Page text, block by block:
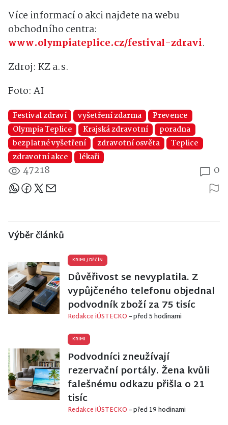
Více informací o akci najdete na webu
obchodního centra:
www.olympiateplice.cz/festival-zdravi.
Zdroj: KZ a.s.
Foto: AI
Festival zdraví vyšetření zdarma
Prevence
Olympia Teplice
Krajská zdravotní
poradna
bezplatné vyšetření
zdravotní osvěta
Teplice
zdravotní akce
lékaři
47218 0
Sdílejte článek
Výběr článků
KRIMI /DĚČÍN
Důvěřivost se nevyplatila. Z
vypůjčeného telefonu objednal
podvodník zboží za 75 tisíc
Redakce iÚSTECKO– před 5 hodinami
KRIMI
Podvodníci zneužívají
rezervační portály. Žena kvůli
falešnému odkazu přišla o 21
tisíc
Redakce iÚSTECKO– před 19 hodinami